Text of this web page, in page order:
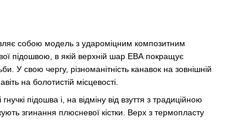
собою модель з удароміцним композитним
підошвою, в якій верхній шар ЕВА покращує
свою чергу, різноманітність канавок на зовнішній
на болотистій місцевості.
підошва і, на відміну від взуття з традиційною
згинання плюсневої кістки. Верх з термопласту